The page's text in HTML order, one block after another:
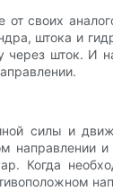
своих
штока и
шток. И
силы и
направлении
Когда